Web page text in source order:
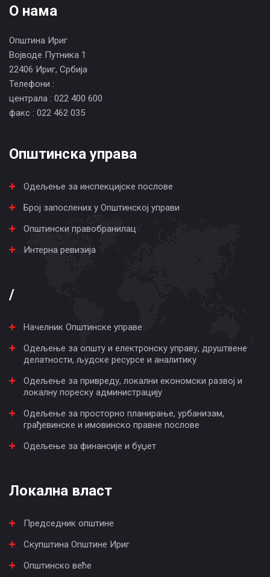
О нама
Општина Ириг
Војводе Путника 1
22406 Ириг, Србија
Телефони :
централа : 022 400 600
факс : 022 462 035
Општинска управа
Одељење за инспекцијске послове
Број запослених у Општинској управи
Општински правобранилац
Интерна ревизија
/
Начелник Општинске управе
Одељење за општу и електронску управу, друштвене
делатности, људске ресурсе и аналитику
Одељење за привреду, локални економски развој и
локалну пореску администрацију
Одељење за просторно планирање, урбанизам,
грађевинске и имовинско правне послове
Одељење за финансије и буџет
Локална власт
Председник општине
Скупштина Општине Ириг
Општинско веће